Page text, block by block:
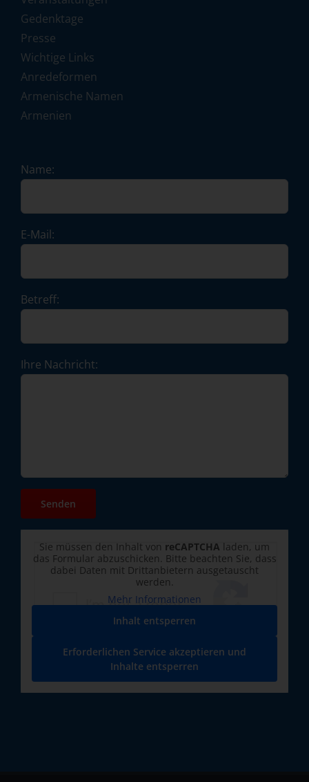
Gedenktage
Presse
Wichtige Links
Anredeformen
Armenische Namen
Armenien
Name:
E-Mail:
Betreff:
Ihre Nachricht:
Sie müssen den Inhalt von reCAPTCHA laden, um
das Formular abzuschicken. Bitte beachten Sie, dass
dabei Daten mit Drittanbietern ausgetauscht
werden.
Mehr Informationen
Inhalt entsperren
Erforderlichen Service akzeptieren und
Inhalte entsperren